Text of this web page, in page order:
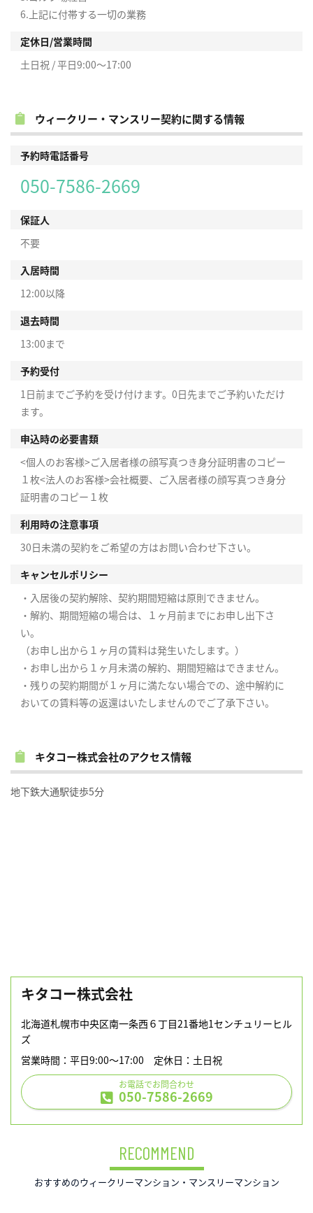
6.上記に付帯する一切の業務
定休日/営業時間
土日祝 / 平日9:00～17:00
ウィークリー・マンスリー契約に関する情報
予約時電話番号
050-7586-2669
保証人
不要
入居時間
12:00以降
退去時間
13:00まで
予約受付
1日前までご予約を受け付けます。0日先までご予約いただけ
ます。
申込時の必要書類
<個人のお客様>ご入居者様の顔写真つき身分証明書のコピー
１枚<法人のお客様>会社概要、ご入居者様の顔写真つき身分
証明書のコピー１枚
利用時の注意事項
30日未満の契約をご希望の方はお問い合わせ下さい。
キャンセルポリシー
・入居後の契約解除、契約期間短縮は原則できません。
・解約、期間短縮の場合は、１ヶ月前までにお申し出下さ
い。
（お申し出から１ヶ月の賃料は発生いたします。）
・お申し出から１ヶ月未満の解約、期間短縮はできません。
・残りの契約期間が１ヶ月に満たない場合での、途中解約に
おいての賃料等の返還はいたしませんのでご了承下さい。
キタコー株式会社のアクセス情報
地下鉄大通駅徒歩5分
キタコー株式会社
北海道札幌市中央区南一条西６丁目21番地1センチュリーヒル
ズ
営業時間：平日9:00～17:00 定休日：土日祝
お電話でお問合わせ
050-7586-2669
RECOMMEND
おすすめのウィークリーマンション・マンスリーマンション